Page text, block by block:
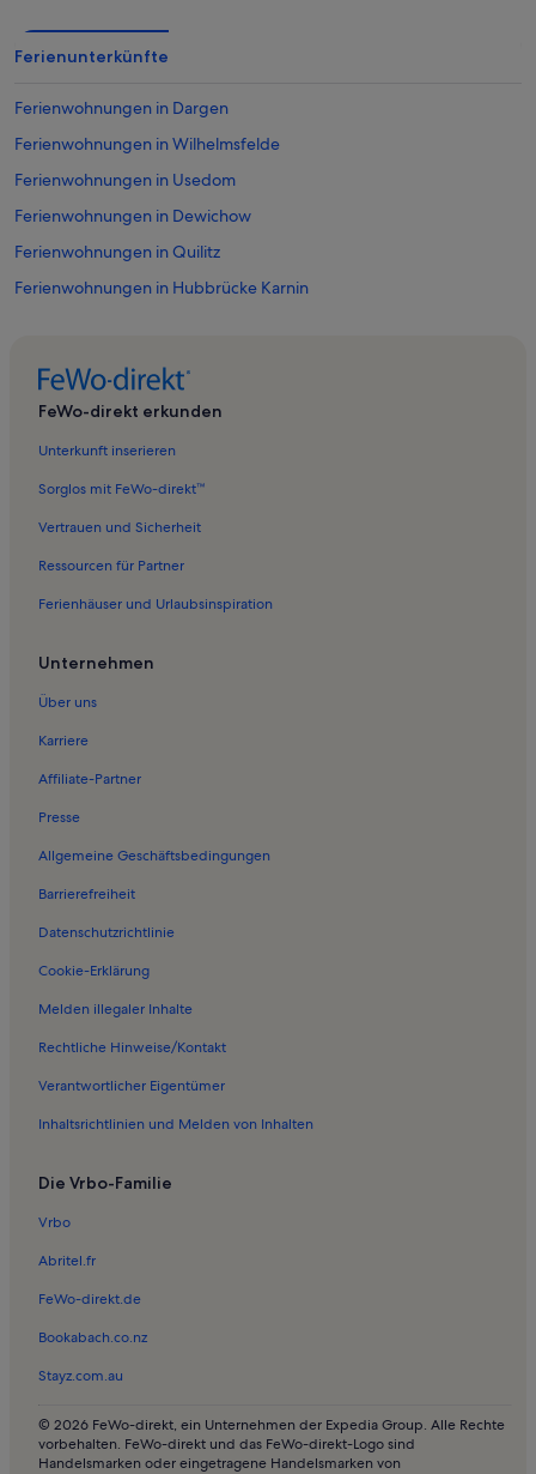
Ferienunterkünfte
Ferienwohnungen in Dargen
Ferienwohnungen in Wilhelmsfelde
Ferienwohnungen in Usedom
Ferienwohnungen in Dewichow
Ferienwohnungen in Quilitz
Ferienwohnungen in Hubbrücke Karnin
Ferienwohnungen in Usedoms Botanischer Garten Mellenthin
Ferienwohnungen in Stolpe b. Anklam
Ferienwohnungen in Zinnowitz
Ferienwohnungen in Wilhelmshof
Ferienwohnungen in Leopoldshagen
Ferienwohnungen in Stolpe auf Usedom
Ferienwohnungen in Wisentgehege Insel Usedom
Ferienwohnungen in Wasserschloss Mellenthin
Ferienwohnungen in Welzin
Ferienwohnungen in Rankwitz
Ferienwohnungen in Gneventhin
Ferienwohnungen in Krienke
Ferienwohnungen in Lassan
Häuser in Mönkebude
Ferienwohnungen und Apartments in Mönkebude
Häuser in Zirchow
Ferienwohnungen und Apartments in Zirchow
Häuser in Neppermin
Haustierfreundliche Ferienunterkünfte in Dewichow
Ferienunterkünfte am See in Quilitz
Häuser in Ueckermünde
FeWo-direkt erkunden
Unterkunft inserieren
Sorglos mit FeWo-direkt™
Vertrauen und Sicherheit
Ressourcen für Partner
Ferienhäuser und Urlaubsinspiration
Unternehmen
Über uns
Karriere
Affiliate-Partner
Presse
Allgemeine Geschäftsbedingungen
Barrierefreiheit
Datenschutzrichtlinie
Cookie-Erklärung
Melden illegaler Inhalte
Rechtliche Hinweise/Kontakt
Verantwortlicher Eigentümer
Inhaltsrichtlinien und Melden von Inhalten
Die Vrbo-Familie
Vrbo
Abritel.fr
FeWo-direkt.de
Bookabach.co.nz
Stayz.com.au
© 2026 FeWo-direkt, ein Unternehmen der Expedia Group. Alle Rechte
vorbehalten. FeWo-direkt und das FeWo-direkt-Logo sind
Handelsmarken oder eingetragene Handelsmarken von